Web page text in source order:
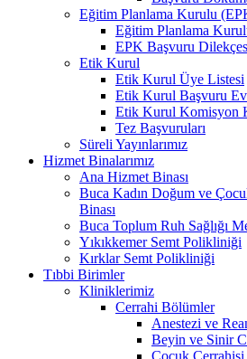
Eğitim Planlama Kurulu
Eğitim Planlama
EPK Başvuru
Etik Kurul
Etik Kurul Üye Listesi
Etik Kurul Başvuru
Etik Kurul Komisyon
Tez Başvuruları
Süreli Yayınlarımız
Hizmet Binalarımız
Ana Hizmet Binası
Buca Kadın Doğum ve
Binası
Buca Toplum Ruh Sağlığı
Yıkıkkemer Semt Polikliniği
Kırklar Semt Polikliniği
Tıbbi Birimler
Kliniklerimiz
Cerrahi Bölümler
Anestezi ve
Beyin ve Sinir
Çocuk Cerrahisi